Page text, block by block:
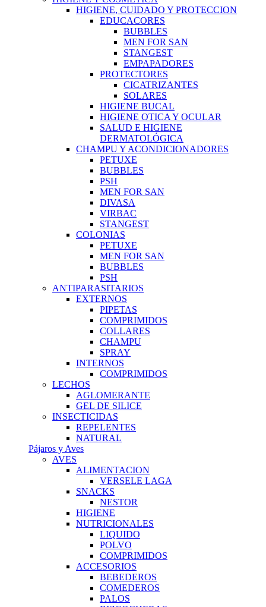
HIGIENE, CUIDADO Y PROTECCION
EDUCACORES
BUBBLES
MEN FOR SAN
STANGEST
EMPAPADORES
PROTECTORES
CICATRIZANTES
SOLARES
HIGIENE BUCAL
HIGIENE OTICA Y OCULAR
SALUD E HIGIENE
DERMATOLÓGICA
CHAMPU Y ACONDICIONADORES
PETUXE
BUBBLES
PSH
MEN FOR SAN
DIVASA
VIRBAC
STANGEST
COLONIAS
PETUXE
MEN FOR SAN
BUBBLES
PSH
ANTIPARASITARIOS
EXTERNOS
PIPETAS
COMPRIMIDOS
COLLARES
CHAMPU
SPRAY
INTERNOS
COMPRIMIDOS
LECHOS
AGLOMERANTE
GEL DE SILICE
INSECTICIDAS
REPELENTES
NATURAL
Pájaros y Aves
AVES
ALIMENTACION
VERSELE LAGA
SNACKS
NESTOR
HIGIENE
NUTRICIONALES
LIQUIDO
POLVO
COMPRIMIDOS
ACCESORIOS
BEBEDEROS
COMEDEROS
PALOS